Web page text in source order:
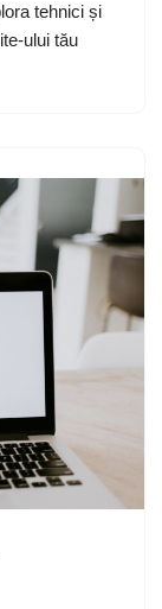
tehnici și
ului tău